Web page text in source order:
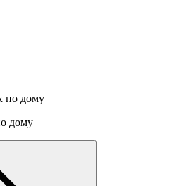
дому